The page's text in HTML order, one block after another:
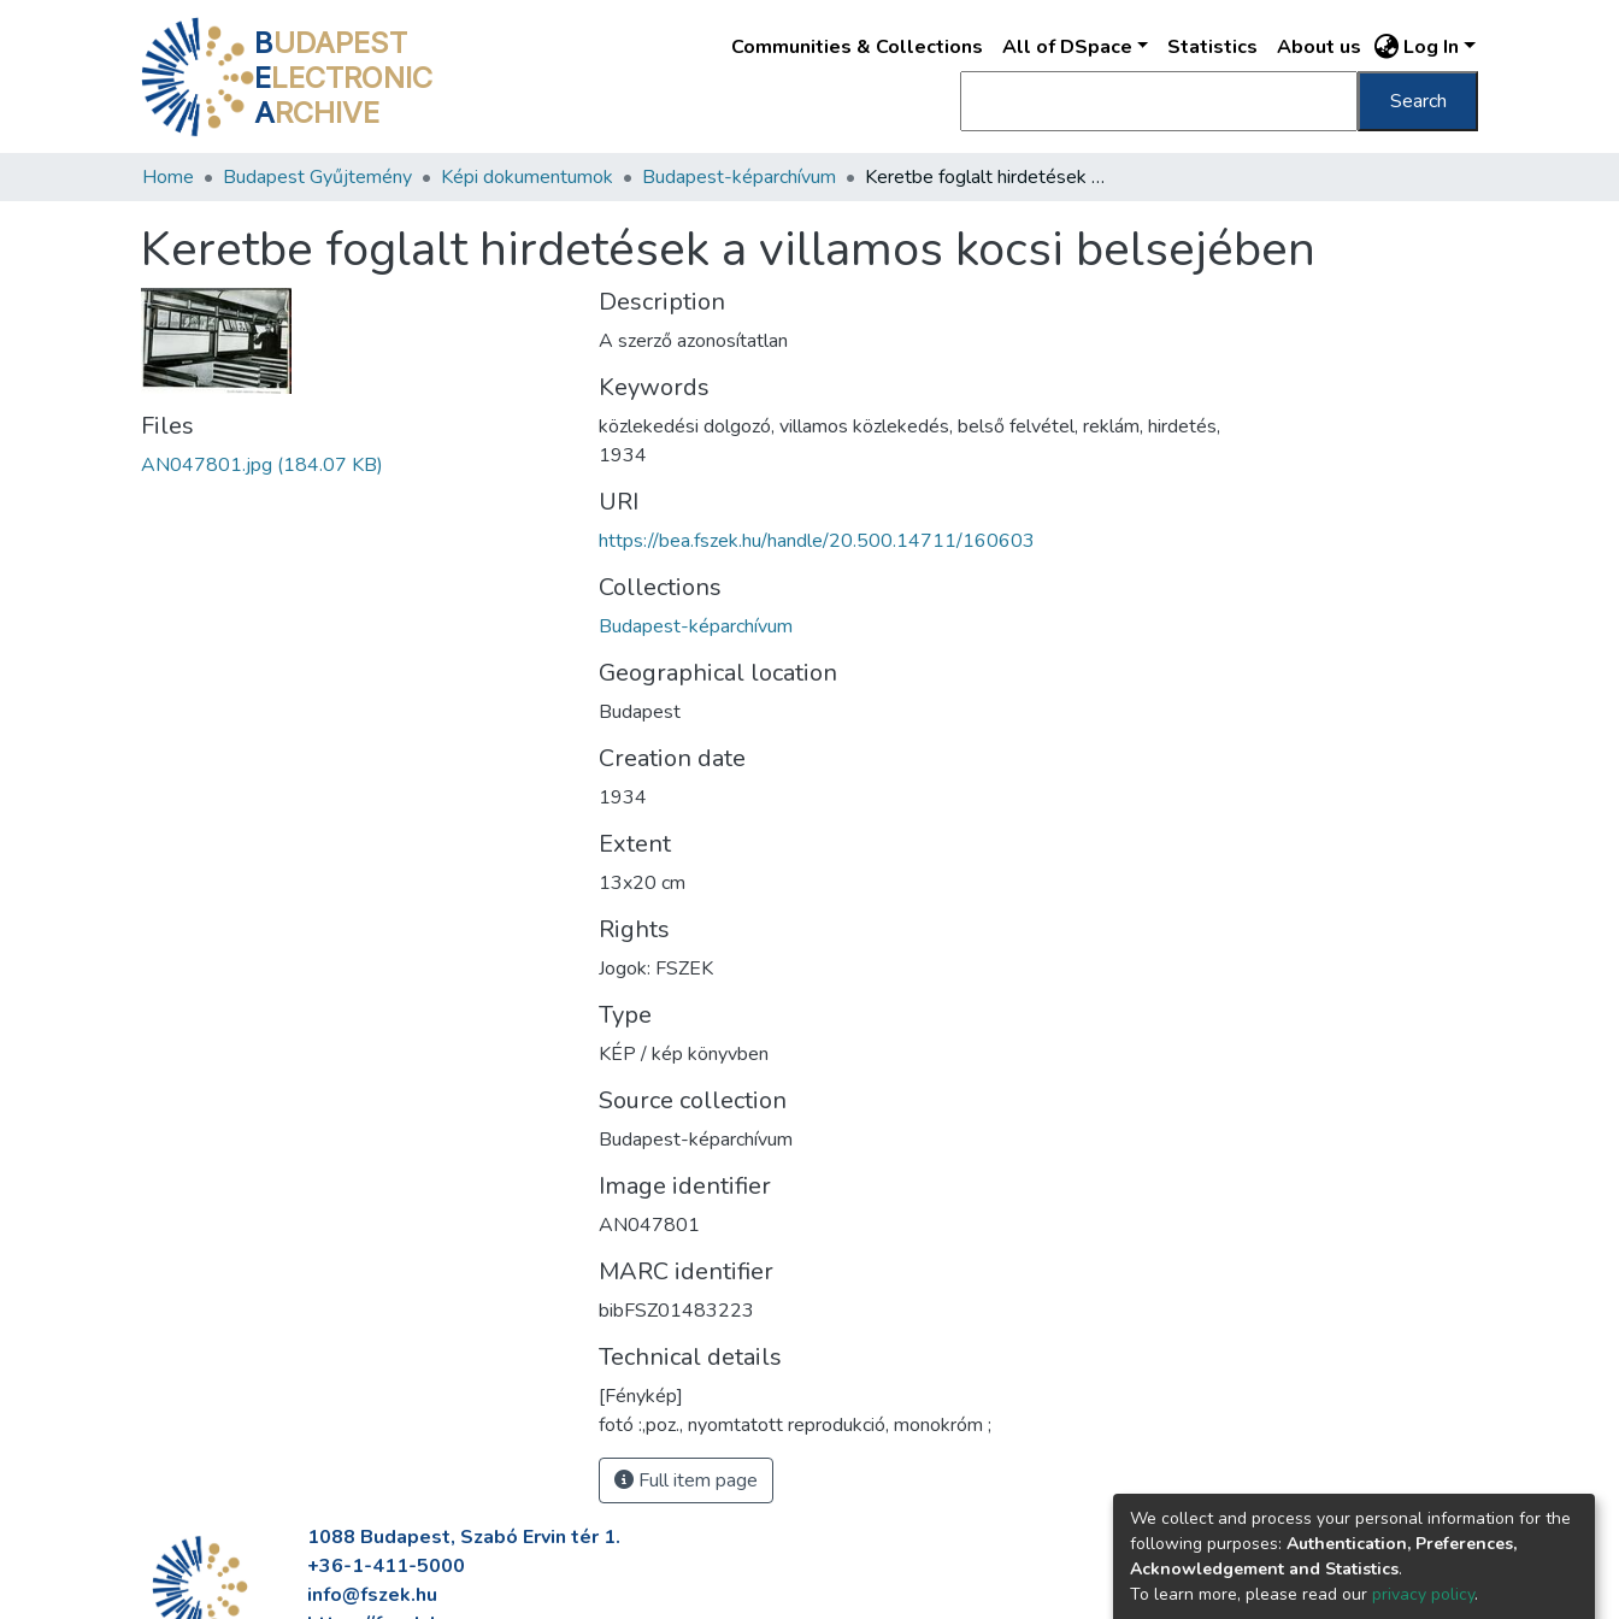
BUDAPEST
ELECTRONIC
ARCHIVE
Communities & Collections All of DSpace Statistics About us Log In
Search
Home Budapest Gyűjtemény Képi dokumentumok Budapest-képarchívum Keretbe foglalt hirdetések a villamos kocsi belsejében
Keretbe foglalt hirdetések a villamos kocsi belsejében
Files
AN047801.jpg (184.07 KB)
Description
A szerző azonosítatlan
Keywords
közlekedési dolgozó, villamos közlekedés, belső felvétel, reklám, hirdetés,
1934
URI
https://bea.fszek.hu/handle/20.500.14711/160603
Collections
Budapest-képarchívum
Geographical location
Budapest
Creation date
1934
Extent
13x20 cm
Rights
Jogok: FSZEK
Type
KÉP / kép könyvben
Source collection
Budapest-képarchívum
Image identifier
AN047801
MARC identifier
bibFSZ01483223
Technical details
[Fénykép]
fotó :,poz., nyomtatott reprodukció, monokróm ;
Full item page
1088 Budapest, Szabó Ervin tér 1.
+36-1-411-5000
info@fszek.hu
We collect and process your personal information for the
following purposes: Authentication, Preferences,
Acknowledgement and Statistics.
To learn more, please read our privacy policy.